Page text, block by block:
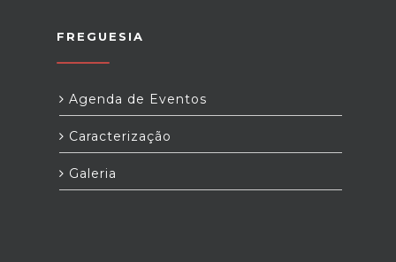
FREGUESIA
Agenda de Eventos
Caracterização
Galeria